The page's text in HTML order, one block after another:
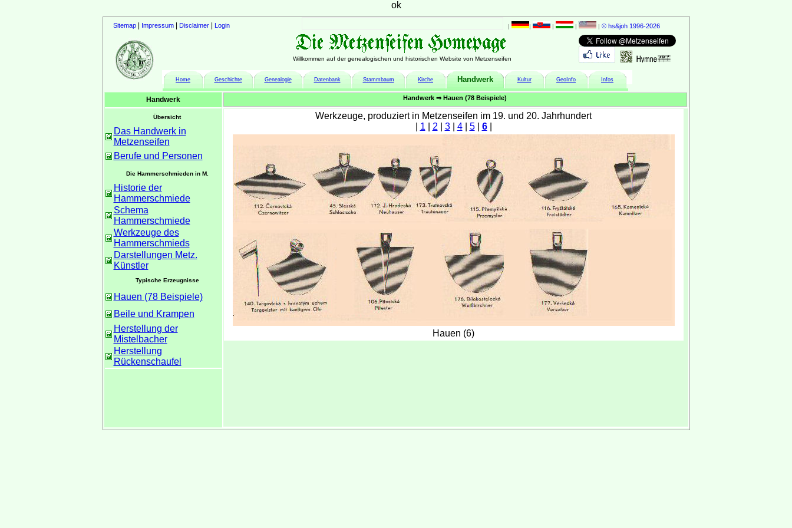
ok
Sitemap| Impressum| Disclaimer| Login | | | | | © hs&joh 1996-2026
Willkommen auf der genealogischen und historischen Website von Metzenseifen
Home Geschichte Genealogie Datenbank Stammbaum Kirche Handwerk Kultur GeoInfo Infos
Handwerk
Übersicht
Das Handwerk in
Metzenseifen
Berufe und Personen
Die Hammerschmieden in M.
Historie der
Hammerschmiede
Schema
Hammerschmiede
Werkzeuge des
Hammerschmieds
Darstellungen Metz.
Künstler
Typische Erzeugnisse
Hauen (78 Beispiele)
Beile und Krampen
Herstellung der
Mistelbacher
Herstellung
Rückenschaufel
Handwerk ⇒ Hauen (78 Beispiele)
Werkzeuge, produziert in Metzenseifen im 19. und 20. Jahrhundert
1 2 3| 4| 5| 6|
Hauen (6)